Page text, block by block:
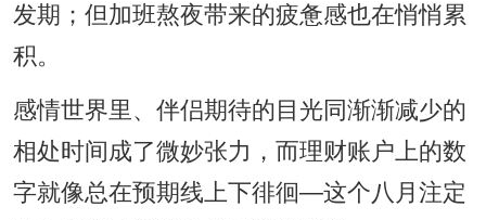
发期；但加班熬夜带来的疲惫感也在悄悄累
积。
感情世界里、伴侣期待的目光同渐渐减少的
相处时间成了微妙张力，而理财账户上的数
字就像总在预期线上下徘徊—这个八月注定